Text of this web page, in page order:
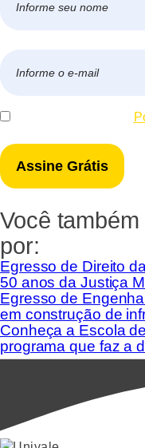
mail
Consentir
Você
por:
Egresso de Direito
50 anos da Justiça
Egresso de
em construção de
Conheça a Escola
programa que faz a